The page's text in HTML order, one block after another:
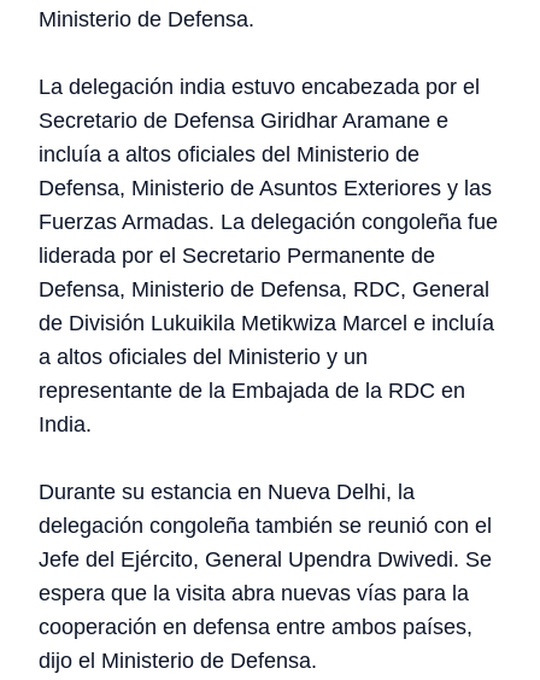
Ministerio de Defensa.
La delegación india estuvo encabezada por el
Secretario de Defensa Giridhar Aramane e
incluía a altos oficiales del Ministerio de
Defensa, Ministerio de Asuntos Exteriores y las
Fuerzas Armadas. La delegación congoleña fue
liderada por el Secretario Permanente de
Defensa, Ministerio de Defensa, RDC, General
de División Lukuikila Metikwiza Marcel e incluía
a altos oficiales del Ministerio y un
representante de la Embajada de la RDC en
India.
Durante su estancia en Nueva Delhi, la
delegación congoleña también se reunió con el
Jefe del Ejército, General Upendra Dwivedi. Se
espera que la visita abra nuevas vías para la
cooperación en defensa entre ambos países,
dijo el Ministerio de Defensa.